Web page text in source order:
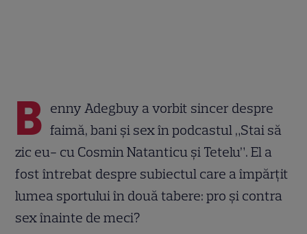
B enny Adegbuy a vorbit sincer despre
faimă, bani și sex în podcastul „Stai să
zic eu- cu Cosmin Natanticu și Tetelu”. El a
fost întrebat despre subiectul care a împărțit
lumea sportului în două tabere: pro și contra
sex înainte de meci?